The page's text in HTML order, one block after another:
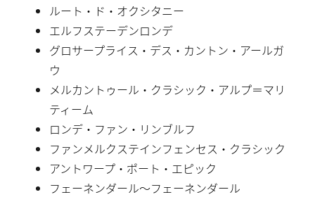
ルート・ド・オクシタニー
エルフステーデンロンデ
グロサープライス・デス・カントン・アールガ
ウ
メルカントゥール・クラシック・アルプ＝マリ
ティーム
ロンデ・ファン・リンブルフ
ファンメルクステインフェンセス・クラシック
アントワープ・ポート・エピック
フェーネンダール〜フェーネンダール